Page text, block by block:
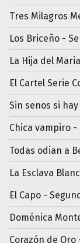
Tres Milagros
Los Briceño -
La Hija del
El Cartel Serie
Sin senos si
Chica vampiro -
Todas odian a
La Esclava
El Capo -
Doménica
Corazón de Oro